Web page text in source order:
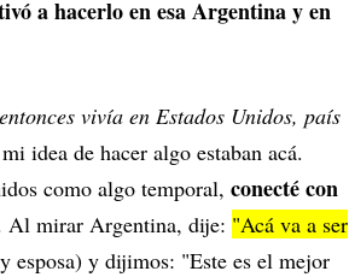
a hacerlo en esa Argentina y en
vivía en Estados Unidos, país
idea de hacer algo estaban acá.
como algo temporal, conecté con
Al mirar Argentina, dije: "Acá va a ser
esposa) y dijimos: "Este es el mejor